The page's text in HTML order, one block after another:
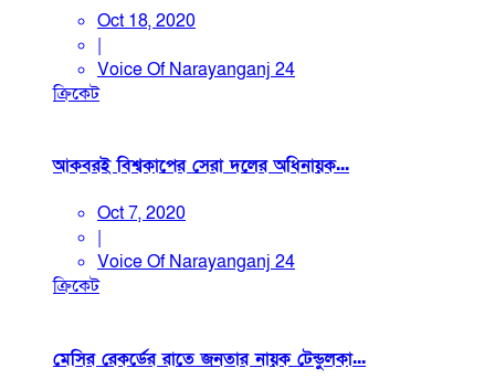
Oct 18, 2020
|
Voice Of Narayanganj 24
ক্রিকেট
আকবরই বিশ্বকাপের সেরা দলের অধিনায়ক...
Oct 7, 2020
|
Voice Of Narayanganj 24
ক্রিকেট
মেসির রেকর্ডের রাতে জনতার নায়ক টেন্ডুলকা...